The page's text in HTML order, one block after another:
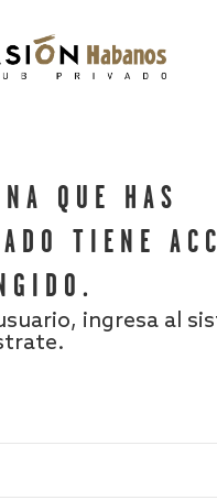
QUE HAS
TIENE
ingresa al